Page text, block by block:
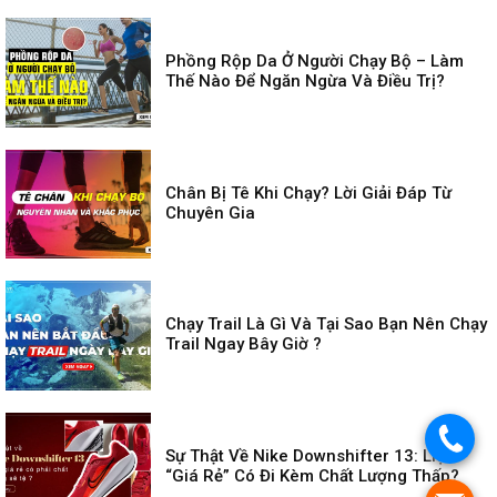
Phồng Rộp Da Ở Người Chạy Bộ – Làm
Thế Nào Để Ngăn Ngừa Và Điều Trị?
Chân Bị Tê Khi Chạy? Lời Giải Đáp Từ
Chuyên Gia
Chạy Trail Là Gì Và Tại Sao Bạn Nên Chạy
Trail Ngay Bây Giờ ?
Sự Thật Về Nike Downshifter 13: Liệu
“giá Rẻ” Có Đi Kèm Chất Lượng Thấp?
.